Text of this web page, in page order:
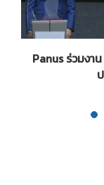
Panus ร่วมงา